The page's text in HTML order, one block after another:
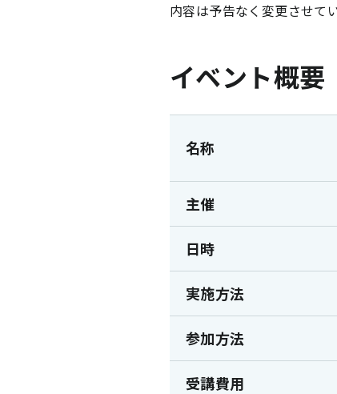
内容は予告なく変更させて
イベント概要
名称
主催
日時
実施方法
参加方法
受講費用